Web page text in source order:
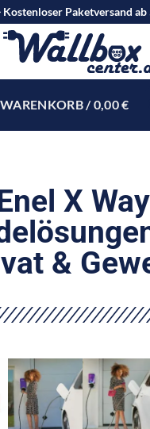
Paketversand ab
WARENKORB /0,00€
X
&